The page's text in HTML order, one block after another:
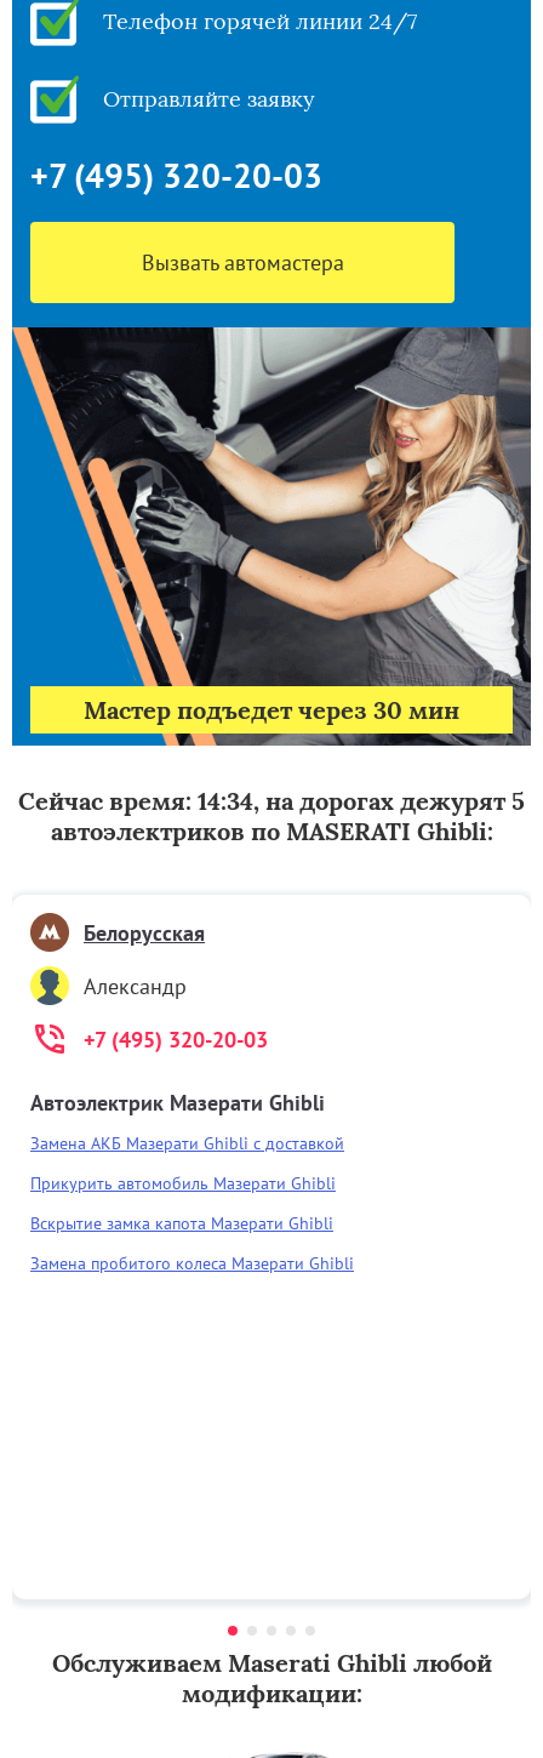
Мастер подъедет через 30 мин
Телефон горячей линии 24/7
Отправляйте заявку
+7 (495) 320-20-03
Вызвать автомастера
Сейчас время: 14:34, на дорогах дежурят 5
автоэлектриков по MASERATI Ghibli:
Белорусская
Александр
+7 (495) 320-20-03
Автоэлектрик Мазерати Ghibli
Замена АКБ Мазерати Ghibli с доставкой
Прикурить автомобиль Мазерати Ghibli
Вскрытие замка капота Мазерати Ghibli
Замена пробитого колеса Мазерати Ghibli
Обслуживаем Maserati Ghibli любой
модификации: